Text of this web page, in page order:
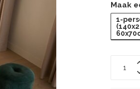
Maak
1-